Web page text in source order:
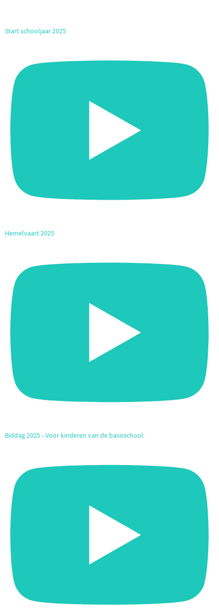
Start schooljaar 2025
Hemelvaart 2025
Biddag 2025 ‐ Voor kinderen van de basisschool